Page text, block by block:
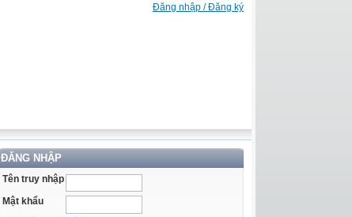
Đăng nhập / Đăng ký
ĐĂNG NHẬP
Tên truy nhập
Mật khẩu